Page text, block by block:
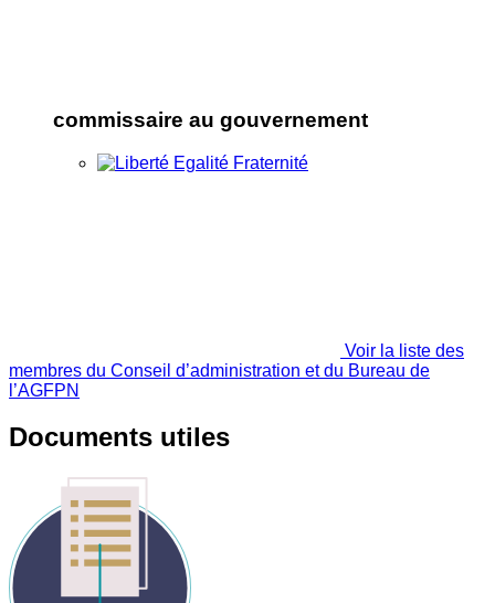
commissaire au gouvernement
Voir la liste des
membres du Conseil d’administration et du Bureau de
l’AGFPN
Documents utiles